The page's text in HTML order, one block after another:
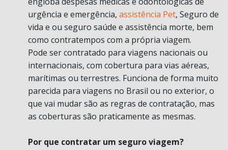
urgência e emergência, assistência Pet, Seguro de
vida e ou seguro saúde e assistência morte, bem
como contratempos com a própria viagem.
Pode ser contratado para viagens nacionais ou
internacionais, com cobertura para vias aéreas,
marítimas ou terrestres. Funciona de forma muito
parecida para viagens no Brasil ou no exterior, o
que vai mudar são as regras de contratação, mas
as coberturas são praticamente as mesmas.
Por que contratar um seguro viagem?